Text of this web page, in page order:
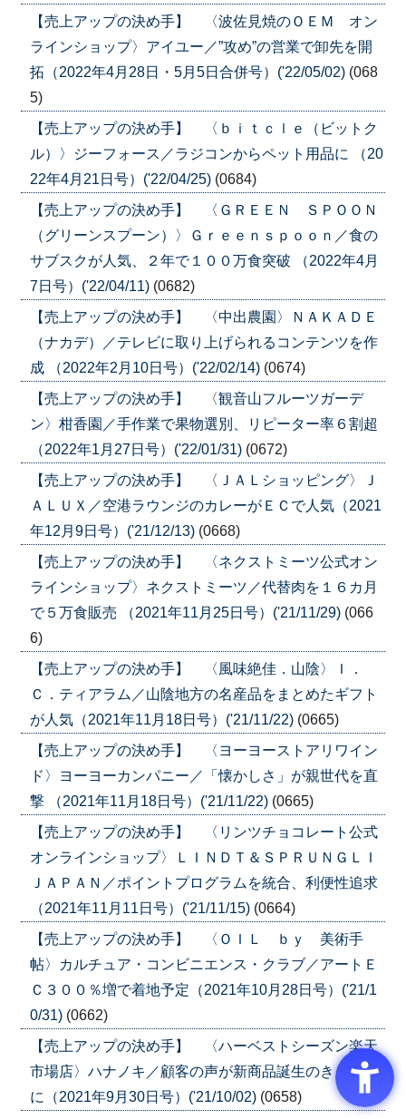
【売上アップの決め手】 〈波佐見焼のＯＥＭ オン
ラインショップ〉アイユー／”攻め”の営業で卸先を開
拓（2022年4月28日・5月5日合併号）('22/05/02) (068
5)
【売上アップの決め手】 〈ｂｉｔｃｌｅ（ビットク
ル）〉ジーフォース／ラジコンからペット用品に （20
22年4月21日号）('22/04/25) (0684)
【売上アップの決め手】 〈ＧＲＥＥＮ ＳＰＯＯＮ
（グリーンスプーン）〉Ｇｒｅｅｎｓｐｏｏｎ／食の
サブスクが人気、２年で１００万食突破 （2022年4月
7日号）('22/04/11) (0682)
【売上アップの決め手】 〈中出農園〉ＮＡＫＡＤＥ
（ナカデ）／テレビに取り上げられるコンテンツを作
成 （2022年2月10日号）('22/02/14) (0674)
【売上アップの決め手】 〈観音山フルーツガーデ
ン〉柑香園／手作業で果物選別、リピーター率６割超
（2022年1月27日号）('22/01/31) (0672)
【売上アップの決め手】 〈ＪＡＬショッピング〉Ｊ
ＡＬＵＸ／空港ラウンジのカレーがＥＣで人気（2021
年12月9日号）('21/12/13) (0668)
【売上アップの決め手】 〈ネクストミーツ公式オン
ラインショップ〉ネクストミーツ／代替肉を１６カ月
で５万食販売 （2021年11月25日号）('21/11/29) (066
6)
【売上アップの決め手】 〈風味絶佳．山陰〉Ｉ．
Ｃ．ティアラム／山陰地方の名産品をまとめたギフト
が人気（2021年11月18日号）('21/11/22) (0665)
【売上アップの決め手】 〈ヨーヨーストアリワイン
ド〉ヨーヨーカンパニー／「懐かしさ」が親世代を直
撃 （2021年11月18日号）('21/11/22) (0665)
【売上アップの決め手】 〈リンツチョコレート公式
オンラインショップ〉ＬＩＮＤＴ＆ＳＰＲＵＮＧＬＩ
ＪＡＰＡＮ／ポイントプログラムを統合、利便性追求
（2021年11月11日号）('21/11/15) (0664)
【売上アップの決め手】 〈ＯＩＬ ｂｙ 美術手
帖〉カルチュア・コンビニエンス・クラブ／アートＥ
Ｃ３００％増で着地予定（2021年10月28日号）('21/1
0/31) (0662)
【売上アップの決め手】 〈ハーベストシーズン楽天
市場店〉ハナノキ／顧客の声が新商品誕生のきっかけ
に（2021年9月30日号）('21/10/02) (0658)